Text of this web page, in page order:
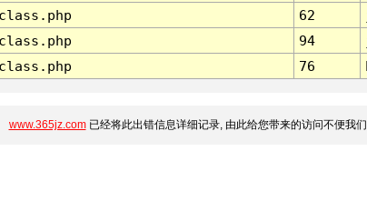
62
94
76
www.365jz.com已经将此出错信息详细记录, 由此给您带来的访问不便我